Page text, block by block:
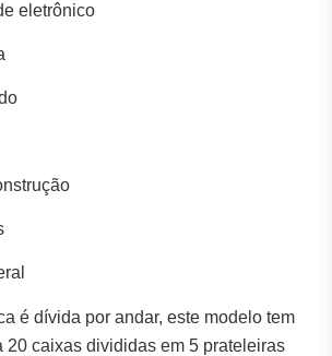
eletrônico
é dívida por andar, este modelo tem
20 caixas divididas em 5 prateleiras